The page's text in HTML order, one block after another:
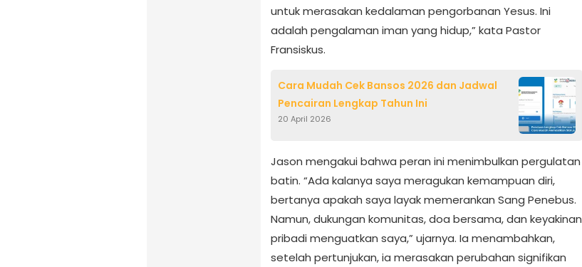
untuk merasakan kedalaman pengorbanan Yesus. Ini
adalah pengalaman iman yang hidup,” kata Pastor
Fransiskus.
Cara Mudah Cek Bansos 2026 dan Jadwal
Pencairan Lengkap Tahun Ini
20 April 2026
Jason mengakui bahwa peran ini menimbulkan pergulatan
batin. “Ada kalanya saya meragukan kemampuan diri,
bertanya apakah saya layak memerankan Sang Penebus.
Namun, dukungan komunitas, doa bersama, dan keyakinan
pribadi menguatkan saya,” ujarnya. Ia menambahkan,
setelah pertunjukan, ia merasakan perubahan signifikan